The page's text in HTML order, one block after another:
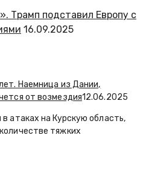
Трамп подставил Европу с
16.09.2025
Наемница из Дании,
от возмездия12.06.2025
атаках на Курскую область,
тяжких